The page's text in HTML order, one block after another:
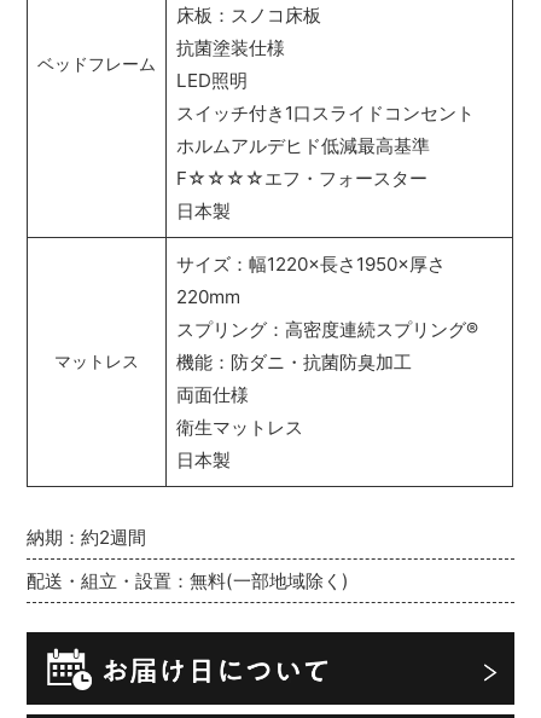
納期：約2週間
配送・組立・設置：無料(一部地域除く)
ベッドフレーム
床板：スノコ床板
抗菌塗装仕様
LED照明
スイッチ付き1口スライドコンセント
ホルムアルデヒド低減最高基準
F☆☆☆☆エフ・フォースター
日本製
マットレス
サイズ：幅1220×長さ1950×厚さ
220mm
スプリング：高密度連続スプリング®
機能：防ダニ・抗菌防臭加工
両面仕様
衛生マットレス
日本製